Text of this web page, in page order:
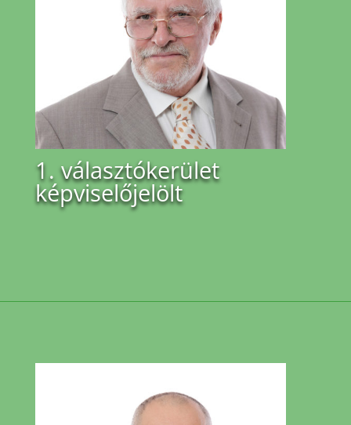
1. választókerület
képviselőjelölt